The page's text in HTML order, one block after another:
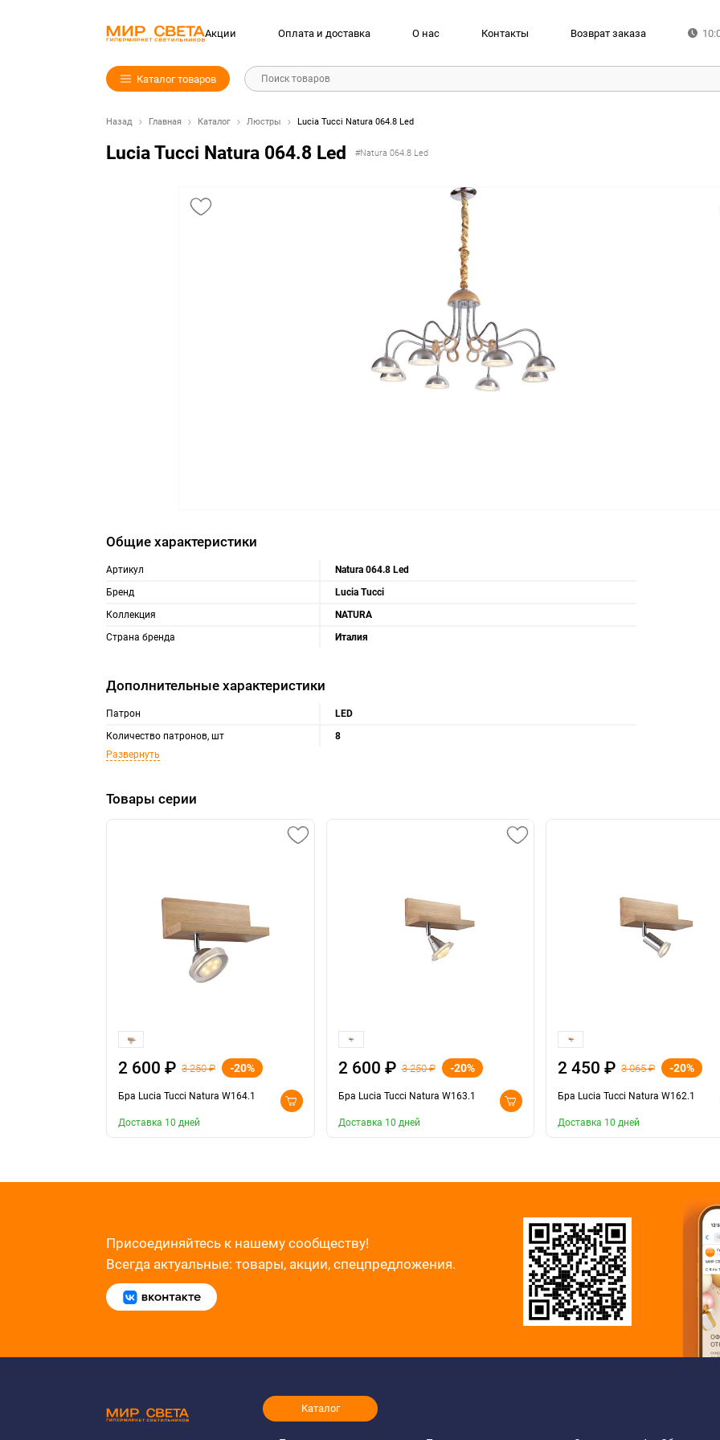
Акции Оплата и доставка О нас Контакты Возврат заказа
Каталог товаров Поиск товаров
Назад Главная Каталог Люстры Lucia Tucci Natura 064.8 Led
Lucia Tucci Natura 064.8 Led #Natura 064.8 Led
Общие характеристики
Артикул
Natura 064.8 Led
Бренд
Lucia Tucci
Коллекция
NATURA
Страна бренда
Италия
Дополнительные характеристики
Патрон
LED
Количество патронов, шт
8
Развернуть
Товары серии
2 600 ₽ 3 250 ₽ -20%
Бра Lucia Tucci Natura W164.1
Доставка 10 дней
2 600 ₽ 3 250 ₽ -20%
Бра Lucia Tucci Natura W163.1
Доставка 10 дней
2 450 ₽ 3 065 ₽ -20%
Бра Lucia Tucci Natura W162.1
Доставка 10 дней
Присоединяйтесь к нашему сообществу!
Всегда актуальные: товары, акции, спецпредложения.
Каталог